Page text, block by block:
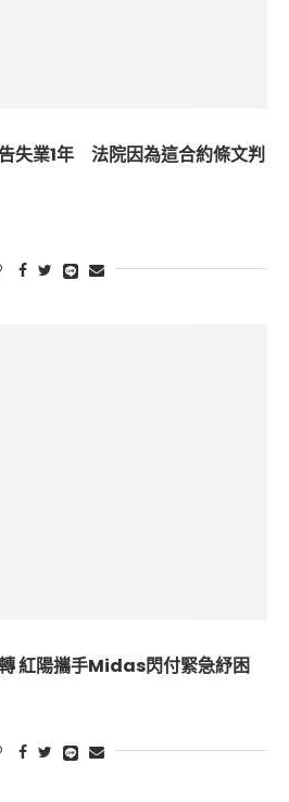
失業1年 法院因為這合約條文判
紅陽攜手Midas閃付緊急紓困